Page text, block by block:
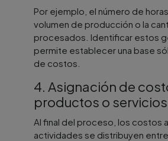
Por ejemplo, el número de
volumen de producción o la
procesados. Identificar estos
permite establecer una base
de costos.
4. Asignación de
productos o servicios
Al final del proceso, los costos
actividades se distribuyen